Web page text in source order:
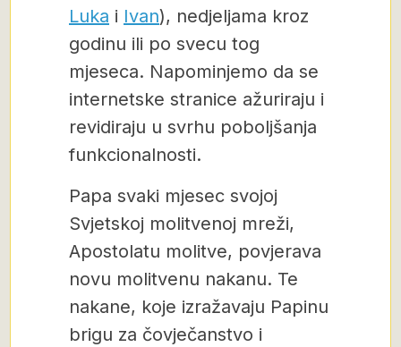
Luka i Ivan), nedjeljama kroz
godinu ili po svecu tog
mjeseca. Napominjemo da se
internetske stranice ažuriraju i
revidiraju u svrhu poboljšanja
funkcionalnosti.
Papa svaki mjesec svojoj
Svjetskoj molitvenoj mreži,
Apostolatu molitve, povjerava
novu molitvenu nakanu. Te
nakane, koje izražavaju Papinu
brigu za čovječanstvo i